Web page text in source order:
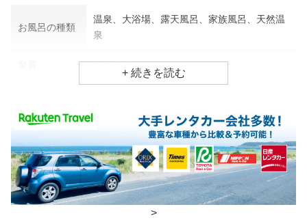
お風呂の種類
温泉、大浴場、露天風呂、家族風呂、天然温
泉
塩化物泉
食事場所
朝食 レストラン、広間
夕食 レストラン、広間
>